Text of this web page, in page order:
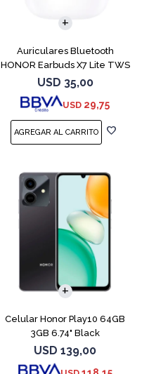
Auriculares Bluetooth
HONOR Earbuds X7 Lite TWS
White
USD 35,00
USD 29,75
Celular Honor Play10 64GB
3GB 6.74" Black
USD 139,00
COMPARAR